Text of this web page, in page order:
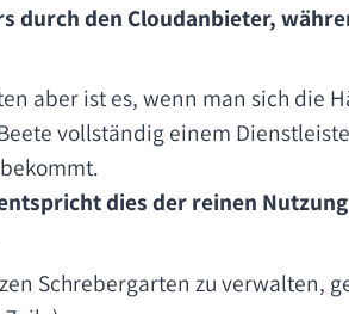
durch den Cloudanbieter,
aber ist es, wenn man sich die
vollständig einem
dies der reinen
Schrebergarten zu verwalten,